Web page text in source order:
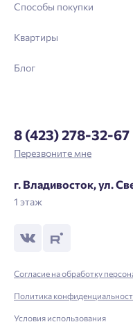
Способы покупки
Квартиры
Блог
8 (423) 278-32-67
Перезвоните мне
г. Владивосток, ул.
1 этаж
Согласие на обработку
Политика
Условия использования